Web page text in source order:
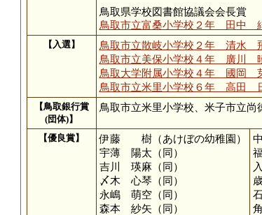
鳥取県学校図書館協議会会長賞
鳥取市立富桑小学校２年 田中
【入選】
鳥取市立散岐小学校２年 清水
鳥取市立美保小学校４年 廣川
鳥取大学附属小学校４年 國岡
鳥取市立米里小学校６年 高田
【鳥取銀行賞
(団体)】
鳥取市立米里小学校、米子市立尚
【優良賞】
伊藤 樹（あけぼの幼稚園）
宇薄 陽太（同）
吉川 瑛麻（同）
〆木 心琴（同）
永嶋 萌空（同）
森本 紗矢（同）